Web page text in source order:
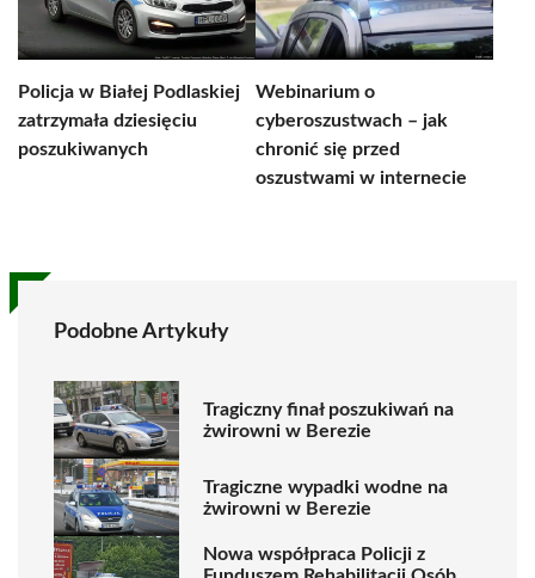
Policja w Białej Podlaskiej
zatrzymała dziesięciu
poszukiwanych
Webinarium o
cyberoszustwach – jak
chronić się przed
oszustwami w internecie
Podobne Artykuły
Tragiczny finał poszukiwań na
żwirowni w Berezie
Tragiczne wypadki wodne na
żwirowni w Berezie
Nowa współpraca Policji z